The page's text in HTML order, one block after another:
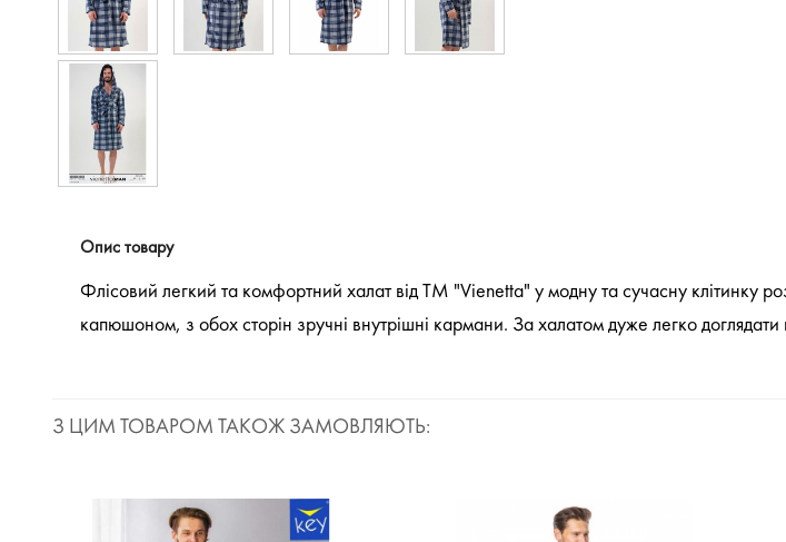
Опис товару
Флісовий легкий та комфортний халат від ТМ "Vienetta" у модну та сучасну клітинку
капюшоном, з обох сторін зручні внутрішні кармани. За халатом дуже легко доглядати
З ЦИМ ТОВАРОМ ТАКОЖ ЗАМОВЛЯЮТЬ: